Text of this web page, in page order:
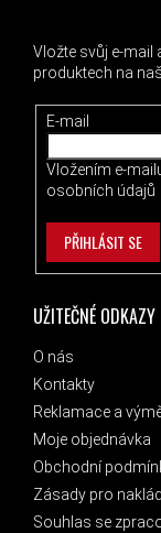
UŽITEČNÉ ODKAZY
O nás
Kontakty
Reklamace a
Moje objednávka
Obchodní
Zásady pro
Souhlas se
Vložte svůj e-mail
produktech na
E-mail
Vložením e-
osobních údajů
PŘIHLÁSIT SE